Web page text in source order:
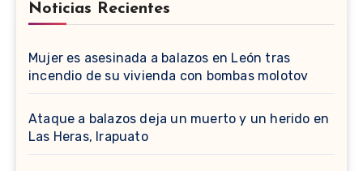
Noticias Recientes
Mujer es asesinada a balazos en León tras
incendio de su vivienda con bombas molotov
Ataque a balazos deja un muerto y un herido en
Las Heras, Irapuato